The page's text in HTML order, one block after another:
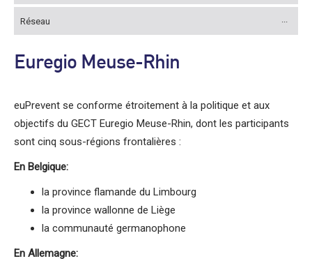
Réseau
Euregio Meuse-Rhin
euPrevent se conforme étroitement à la politique et aux
objectifs du GECT Euregio Meuse-Rhin, dont les participants
sont cinq sous-régions frontalières :
En Belgique:
la province flamande du Limbourg
la province wallonne de Liège
la communauté germanophone
En Allemagne: